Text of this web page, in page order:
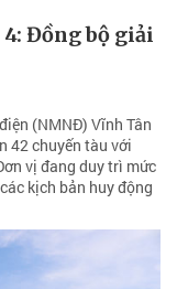
Đồng bộ giải
(NMNĐ) Vĩnh Tân
42 chuyến tàu với
vị đang duy trì mức
kịch bản huy động